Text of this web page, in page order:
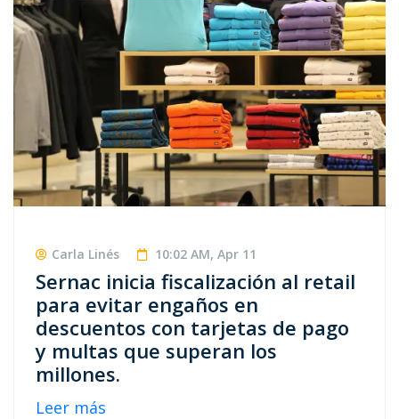
Carla Linés 10:02 AM, Apr 11
Sernac inicia fiscalización al retail
para evitar engaños en
descuentos con tarjetas de pago
y multas que superan los
millones.
Leer más